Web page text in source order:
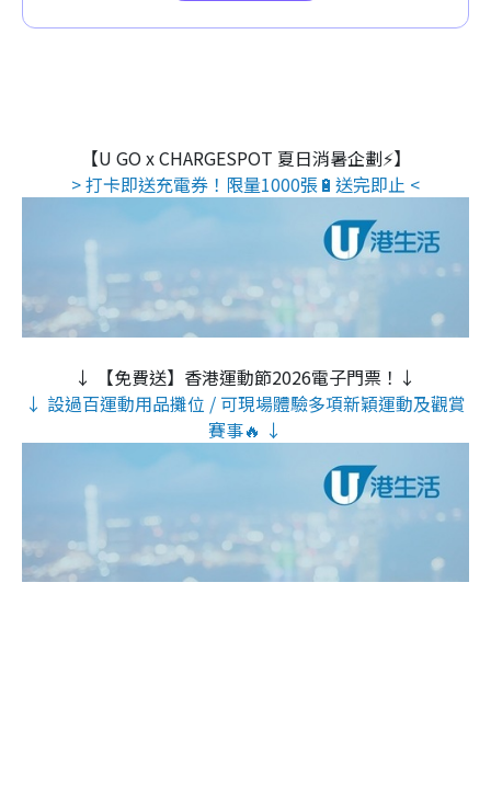
【U GO x CHARGESPOT 夏日消暑企劃⚡】
> 打卡即送充電券！限量1000張🔋送完即止 <
↓ 【免費送】香港運動節2026電子門票！↓
↓ 設過百運動用品攤位 / 可現場體驗多項新穎運動及觀賞
賽事🔥 ↓